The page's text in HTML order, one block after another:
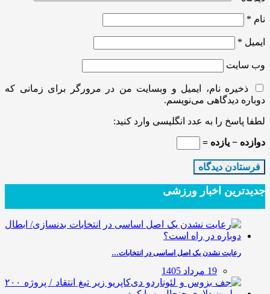
نام *
ایمیل *
وب‌ سایت
ذخیره نام، ایمیل و وبسایت من در مرورگر برای زمانی که
دوباره دیدگاهی می‌نویسم.
لطفا پاسخ را به عدد انگلیسی وارد کنید:
دوازده − یازده =
جدیدترین‌ اخبار ورزشی
رعایت نشدن یک اصل اساسی در انتخابات…
19 مرداد 1405